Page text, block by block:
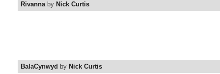
Rivannaby Nick Curtis
BalaCynwyd by Nick Curtis